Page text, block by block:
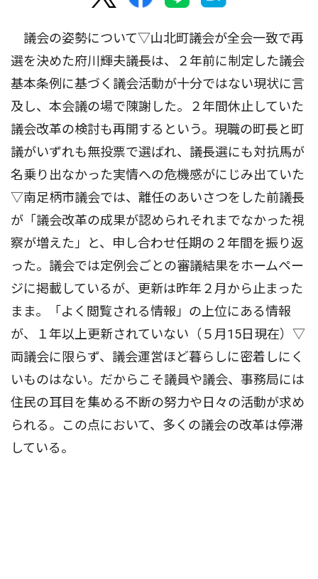
議会の姿勢について▽山北町議会が全会一致で再
選を決めた府川輝夫議長は、２年前に制定した議会
基本条例に基づく議会活動が十分ではない現状に言
及し、本会議の場で陳謝した。２年間休止していた
議会改革の検討も再開するという。現職の町長と町
議がいずれも無投票で選ばれ、議長選にも対抗馬が
名乗り出なかった実情への危機感がにじみ出ていた
▽南足柄市議会では、離任のあいさつをした前議長
が「議会改革の成果が認められそれまでなかった視
察が増えた」と、申し合わせ任期の２年間を振り返
った。議会では定例会ごとの審議結果をホームペー
ジに掲載しているが、更新は昨年２月から止まった
まま。「よく閲覧される情報」の上位にある情報
が、１年以上更新されていない（５月15日現在）▽
両議会に限らず、議会運営ほど暮らしに密着しにく
いものはない。だからこそ議員や議会、事務局には
住民の耳目を集める不断の努力や日々の活動が求め
られる。この点において、多くの議会の改革は停滞
している。